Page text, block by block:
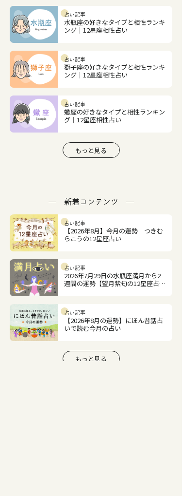
占い記事
水瓶座の好きなタイプと相性ランキ
ング｜12星座相性占い
占い記事
獅子座の好きなタイプと相性ランキ
ング｜12星座相性占い
占い記事
蠍座の好きなタイプと相性ランキン
グ｜12星座相性占い
もっと見る
新着コンテンツ
占い記事
【2026年8月】今月の運勢｜つきむ
らこうの12星座占い
占い記事
2026年7月29日の水瓶座満月から2
週間の運勢【望月紫匂の12星座占
占い記事
【2026年8月の運勢】にほん昔話占
いで読む今月の占い
もっと見る